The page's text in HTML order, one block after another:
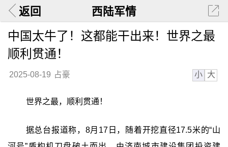
返回 西陆军情
中国太牛了！这都能干出来！世界之最
顺利贯通！
2025-08-19 占豪 小 大
世界之最，顺利贯通！
据总台报道称，8月17日，随着开挖直径17.5米的“山